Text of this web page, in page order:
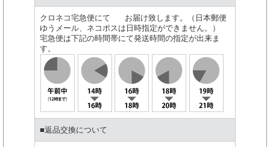
クロネコ宅急便にて お届け致します。（日本郵便
ゆうメール、ネコポスは日時指定ができません。）
宅急便は下記の時間帯にて発送時間の指定が出来ま
す。
■返品交換について